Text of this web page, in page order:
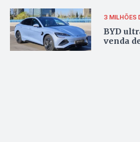
3 MILHÕES
BYD
venda